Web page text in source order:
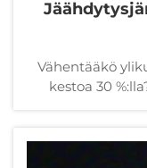
Vähentääkö
kestoa 30